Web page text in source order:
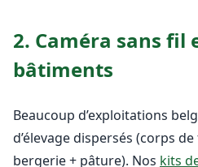
2. Caméra sans fil
bâtiments
Beaucoup d’exploitations
d’élevage dispersés (corps
bergerie + pâture). Nos kits